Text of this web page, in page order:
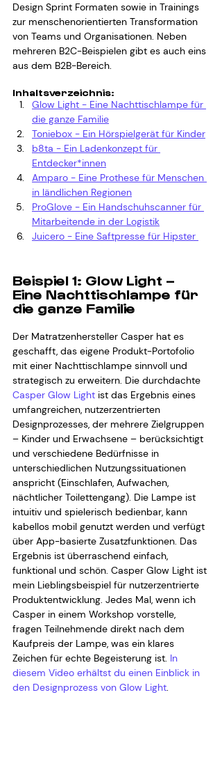
Design Sprint Formaten sowie in Trainings
zur menschenorientierten Transformation
von Teams und Organisationen. Neben
mehreren B2C-Beispielen gibt es auch eins
aus dem B2B-Bereich.
Inhaltsverzeichnis:
Glow Light - Eine Nachttischlampe für
die ganze Familie
Toniebox - Ein Hörspielgerät für Kinder
b8ta - Ein Ladenkonzept für
Entdecker*innen
Amparo - Eine Prothese für Menschen
in ländlichen Regionen
ProGlove - Ein Handschuhscanner für
Mitarbeitende in der Logistik
Juicero - Eine Saftpresse für Hipster
Beispiel 1: Glow Light –
Eine Nachttischlampe für
die ganze Familie
Der Matratzenhersteller Casper hat es
geschafft, das eigene Produkt-Portofolio
mit einer Nachttischlampe sinnvoll und
strategisch zu erweitern. Die durchdachte
Casper Glow Light ist das Ergebnis eines
umfangreichen, nutzerzentrierten
Designprozesses, der mehrere Zielgruppen
– Kinder und Erwachsene – berücksichtigt
und verschiedene Bedürfnisse in
unterschiedlichen Nutzungssituationen
anspricht (Einschlafen, Aufwachen,
nächtlicher Toilettengang). Die Lampe ist
intuitiv und spielerisch bedienbar, kann
kabellos mobil genutzt werden und verfügt
über App-basierte Zusatzfunktionen. Das
Ergebnis ist überraschend einfach,
funktional und schön. Casper Glow Light ist
mein Lieblingsbeispiel für nutzerzentrierte
Produktentwicklung. Jedes Mal, wenn ich
Casper in einem Workshop vorstelle,
fragen Teilnehmende direkt nach dem
Kaufpreis der Lampe, was ein klares
Zeichen für echte Begeisterung ist. In
diesem Video erhältst du einen Einblick in
den Designprozess von Glow Light.